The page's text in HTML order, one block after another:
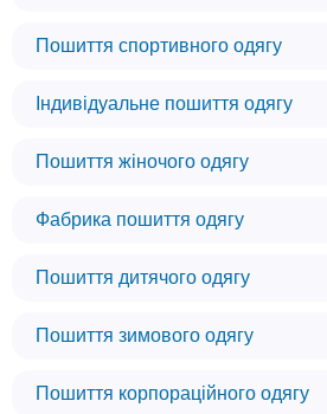
Пошиття спортивного одягу
Індивідуальне пошиття одягу
Пошиття жіночого одягу
Фабрика пошиття одягу
Пошиття дитячого одягу
Пошиття зимового одягу
Пошиття корпораційного одягу